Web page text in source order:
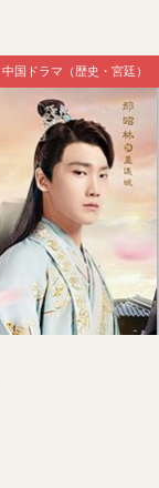
中国ドラマ（歴史・宮廷）